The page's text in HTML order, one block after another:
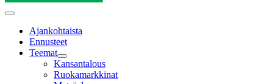
Main
Ajankohtaista
Ennusteet
Teemat
Child
menu
Kansantalous
Ruokamarkkinat